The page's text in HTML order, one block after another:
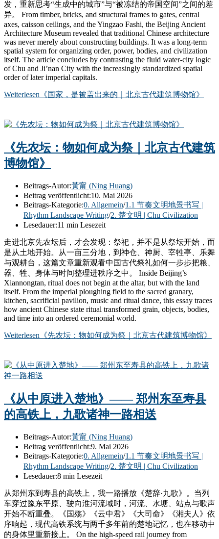
发，重新思考“生成中的城市”与“被冻结的帝国空间”之间的差
异。 From timber, bricks, and structural frames to gates, central
axes, caisson ceilings, and the Yingzao Fashi, the Beijing Ancient
Architecture Museum revealed that traditional Chinese architecture
was never merely about constructing buildings. It was a long-term
spatial system for organizing order, power, bodies, and civilization
itself. The article concludes by contrasting the fluid water-city logic
of Chu and Ji’nan City with the increasingly standardized spatial
order of later imperial capitals.
Weiterlesen 《国家，是被盖出来的｜北京古代建筑博物馆》
《先农坛：物如何成为祭｜北京古代建筑
博物馆》
Beitrags-Autor:黃甯 (Ning Huang)
Beitrag veröffentlicht:10. Mai 2026
Beitrags-Kategorie:0. Allgemein/1.1 节奏文明地景书写 |
Rhythm Landscape Writing/2. 楚文明 | Chu Civilization
Lesedauer:11 min Lesezeit
走进北京先农坛后，才会发现：祭祀，并不是从祭坛开始，而
是从土地开始。从一亩三分地，到神仓、神厨、宰牲亭、乐舞
与观耕台，这篇文章重新观看中国古代祭礼如何一步步把粮、
器、牲、身体与时间整理进秩序之中。 Inside Beijing’s
Xiannongtan, ritual does not begin at the altar, but with the land
itself. From the imperial ploughing field to the sacred granary,
kitchen, sacrificial pavilion, music and ritual dance, this essay traces
how ancient Chinese state ritual transformed grain, objects, bodies,
and time into an ordered ceremonial world.
Weiterlesen 《先农坛：物如何成为祭｜北京古代建筑博物馆》
《从中原进入楚地》—— 郑州东至寿县
的高铁上，九歌诸神一路相送
Beitrags-Autor:黃甯 (Ning Huang)
Beitrag veröffentlicht:9. Mai 2026
Beitrags-Kategorie:0. Allgemein/1.1 节奏文明地景书写 |
Rhythm Landscape Writing/2. 楚文明 | Chu Civilization
Lesedauer:8 min Lesezeit
从郑州东到寿县的高铁上，我一路播放《楚辞·九歌》。当列
车穿过豫东平原、驶向淮河流域时，河流、水塘、站点与歌声
开始不断重叠。《国殇》《云中君》《大司命》《湘夫人》依
序响起，现代高铁系统与两千多年前的楚地记忆，也在移动中
的身体里重新接上。 On the high-speed rail journey from